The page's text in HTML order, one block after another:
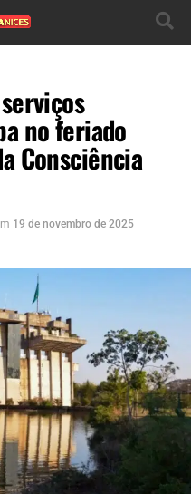
no feriado
Consciência
19 de novembro de 2025